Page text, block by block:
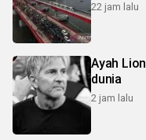
22 jam lalu
Ayah
dunia
2 jam lalu